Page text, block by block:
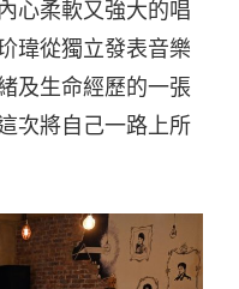
心柔軟又強大的唱
瑋從獨立發表音樂
及生命經歷的一張
次將自己一路上所